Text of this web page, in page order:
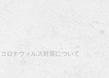
コロナウィルス対策について